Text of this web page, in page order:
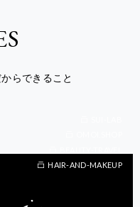
らできること
HAIR-AND-MAKEUP